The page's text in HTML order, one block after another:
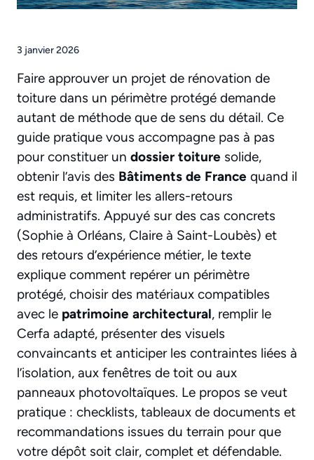
3 janvier 2026
Faire approuver un projet de rénovation de
toiture dans un périmètre protégé demande
autant de méthode que de sens du détail. Ce
guide pratique vous accompagne pas à pas
pour constituer un dossier toiture solide,
obtenir l’avis des Bâtiments de France quand il
est requis, et limiter les allers-retours
administratifs. Appuyé sur des cas concrets
(Sophie à Orléans, Claire à Saint-Loubès) et
des retours d’expérience métier, le texte
explique comment repérer un périmètre
protégé, choisir des matériaux compatibles
avec le patrimoine architectural, remplir le
Cerfa adapté, présenter des visuels
convaincants et anticiper les contraintes liées à
l’isolation, aux fenêtres de toit ou aux
panneaux photovoltaïques. Le propos se veut
pratique : checklists, tableaux de documents et
recommandations issues du terrain pour que
votre dépôt soit clair, complet et défendable.